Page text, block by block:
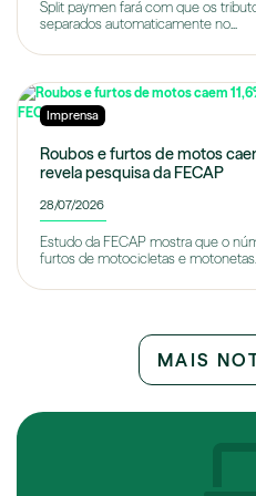
Split paymen fará com que os
separados automaticamente no...
Imprensa
Roubos e furtos de motos
revela pesquisa da FECAP
28/07/2026
Estudo da FECAP mostra que o
furtos de motocicletas e
MAIS